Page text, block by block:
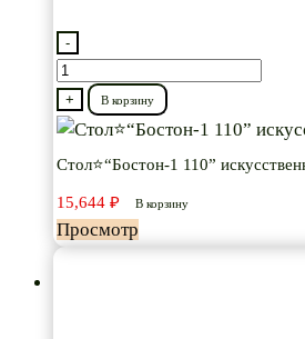
-
Количество
товара
Стол⭐“Бостон-1
камень
+ В корзину
Стол⭐“Бостон-1 110”
15,644 ₽ В корзину
Просмотр